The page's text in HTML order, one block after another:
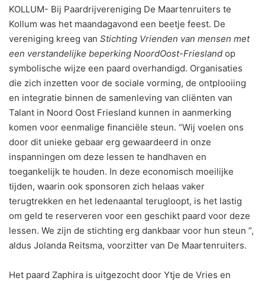
KOLLUM- Bij Paardrijvereniging De Maartenruiters te
Kollum was het maandagavond een beetje feest. De
vereniging kreeg van Stichting Vrienden van mensen met
een verstandelijke beperking NoordOost-Friesland op
symbolische wijze een paard overhandigd. Organisaties
die zich inzetten voor de sociale vorming, de ontplooiing
en integratie binnen de samenleving van cliënten van
Talant in Noord Oost Friesland kunnen in aanmerking
komen voor eenmalige financiële steun. “Wij voelen ons
door dit unieke gebaar erg gewaardeerd in onze
inspanningen om deze lessen te handhaven en
toegankelijk te houden. In deze economisch moeilijke
tijden, waarin ook sponsoren zich helaas vaker
terugtrekken en het ledenaantal terugloopt, is het lastig
om geld te reserveren voor een geschikt paard voor deze
lessen. We zijn de stichting erg dankbaar voor hun steun ”,
aldus Jolanda Reitsma, voorzitter van De Maartenruiters.
Het paard Zaphira is uitgezocht door Ytje de Vries en